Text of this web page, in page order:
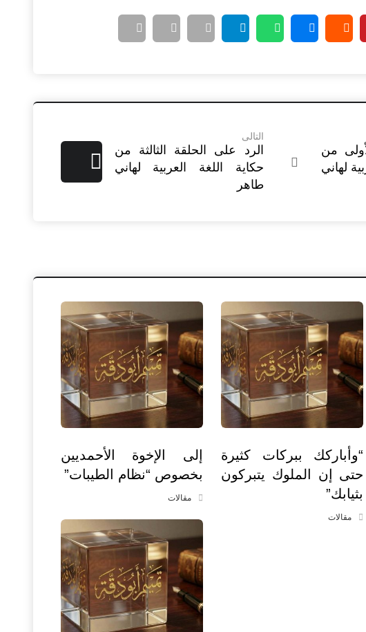
من
لهاني
التالى
الرد على الحلقة الثالثة من
حكاية اللغة العربية لهاني
طاهر
“وأباركك ببركات كثيرة
حتى إن الملوك يتبركون
بثيابك”
مقالات
إلى الإخوة الأحمديين
بخصوص “نظام الطيبات”
مقالات